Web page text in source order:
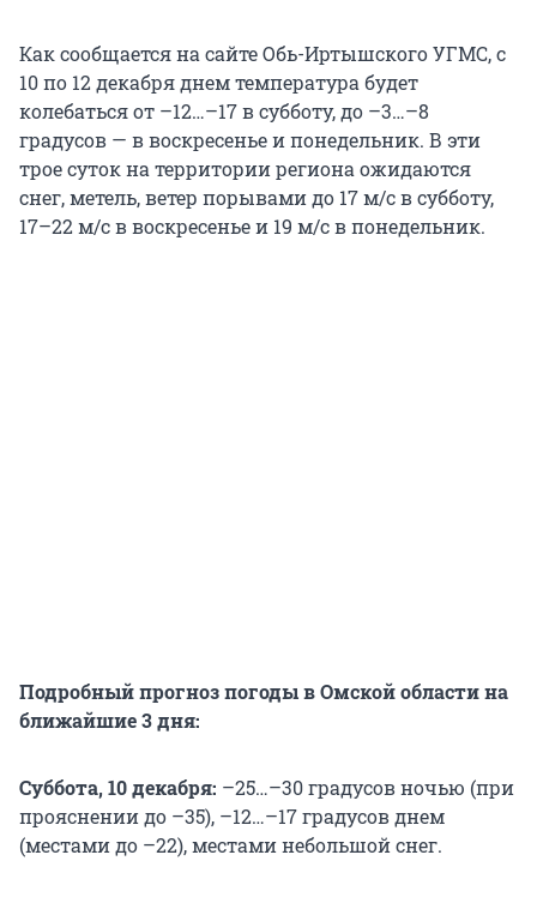
Как сообщается на сайте Обь-Иртышского УГМС, с
10 по 12 декабря днем температура будет
колебаться от –12…–17 в субботу, до –3…–8
градусов — в воскресенье и понедельник. В эти
трое суток на территории региона ожидаются
снег, метель, ветер порывами до 17 м/с в субботу,
17–22 м/с в воскресенье и 19 м/с в понедельник.
Подробный прогноз погоды в Омской области на
ближайшие 3 дня:
Суббота, 10 декабря: –25…–30 градусов ночью (при
прояснении до –35), –12…–17 градусов днем
(местами до –22), местами небольшой снег.